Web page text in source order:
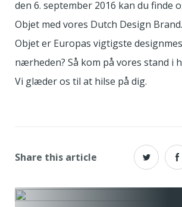
den 6. september 2016 kan du finde
Objet med vores Dutch Design
Objet er Europas vigtigste
nærheden? Så kom på vores stand i
Vi glæder os til at hilse på dig.
Share this article